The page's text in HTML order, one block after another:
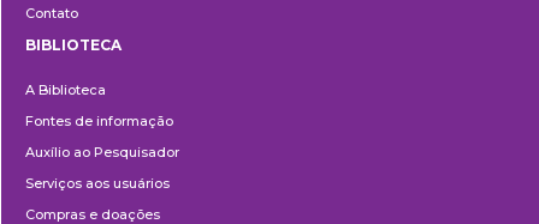
Contato
BIBLIOTECA
A Biblioteca
Fontes de informação
Auxílio ao Pesquisador
Serviços aos usuários
Compras e doações